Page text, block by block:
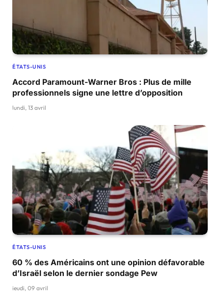
ÉTATS-UNIS
Accord Paramount-Warner Bros : Plus de mille
professionnels signe une lettre d’opposition
lundi, 13 avril
ÉTATS-UNIS
60 % des Américains ont une opinion défavorable
d’Israël selon le dernier sondage Pew
jeudi, 09 avril